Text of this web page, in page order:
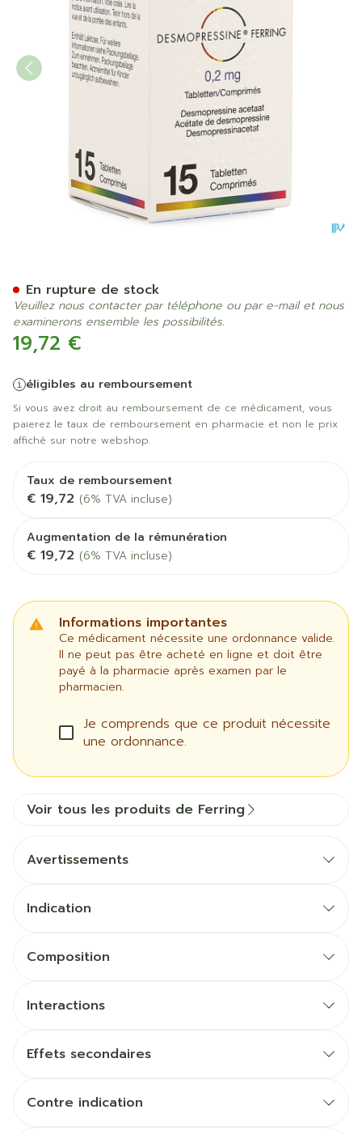
19,72 €
éligibles au remboursement
Si vous avez droit au remboursement de ce médicament, vous
paierez le taux de remboursement en pharmacie et non le prix
affiché sur notre webshop.
Taux de remboursement
€ 19,72 (6% TVA incluse)
Augmentation de la rémunération
€ 19,72 (6% TVA incluse)
Informations importantes
Ce médicament nécessite une ordonnance valide.
Il ne peut pas être acheté en ligne et doit être
payé à la pharmacie après examen par le
pharmacien.
Je comprends que ce produit nécessite
une ordonnance.
En rupture de stock
Veuillez nous contacter par téléphone ou par e-mail et nous
examinerons ensemble les possibilités.
Voir tous les produits de Ferring
Avertissements
Indication
Composition
Interactions
Effets secondaires
Contre indication